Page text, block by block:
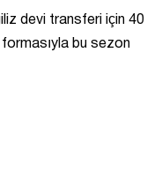
devi transferi için 40
bu sezon